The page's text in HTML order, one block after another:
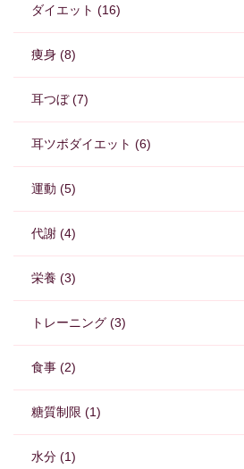
ダイエット (16)
痩身 (8)
耳つぼ (7)
耳ツボダイエット (6)
運動 (5)
代謝 (4)
栄養 (3)
トレーニング (3)
食事 (2)
糖質制限 (1)
水分 (1)